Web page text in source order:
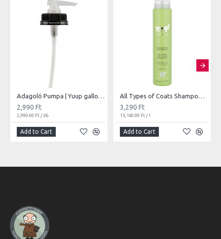
Adagoló Pumpa | Yuup gallonokhoz
2,990 Ft
2,990.00 Ft / db
Add to Cart
All Types of Coats Shampoo | 250ml
3,290 Ft
13,160.00 Ft / l
Add to Cart